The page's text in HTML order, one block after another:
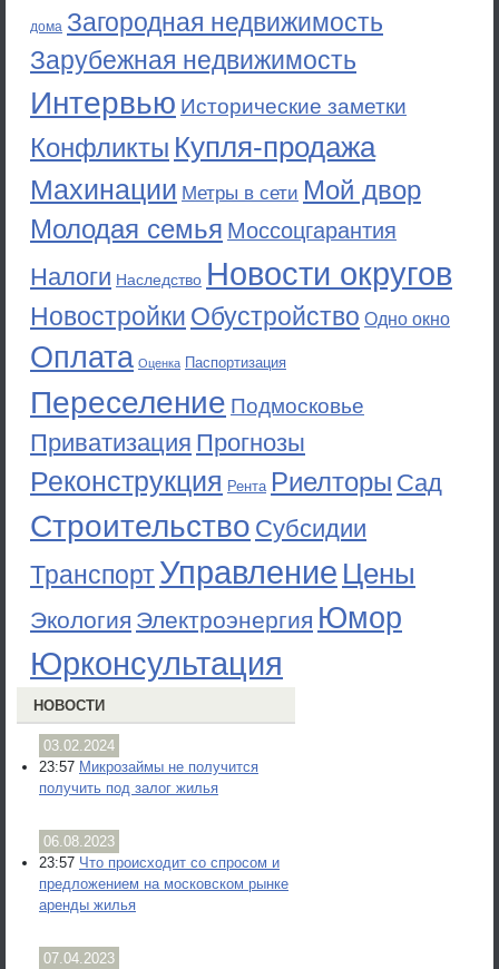
дома Загородная недвижимость
Зарубежная недвижимость
Интервью Исторические заметки
Конфликты Купля-продажа
Махинации Метры в сети Мой двор
Молодая семья Моссоцгарантия
Налоги Наследство Новости округов
Новостройки Обустройство Одно окно
Оплата Оценка Паспортизация
Переселение Подмосковье
Приватизация Прогнозы
Реконструкция Рента Риелторы Сад
Строительство Субсидии
ТранспортУправление Цены
Экология Электроэнергия Юмор
Юрконсультация
НОВОСТИ
03.02.2024
23:57 Микрозаймы не получится
получить под залог жилья
06.08.2023
23:57 Что происходит со спросом и
предложением на московском рынке
аренды жилья
07.04.2023